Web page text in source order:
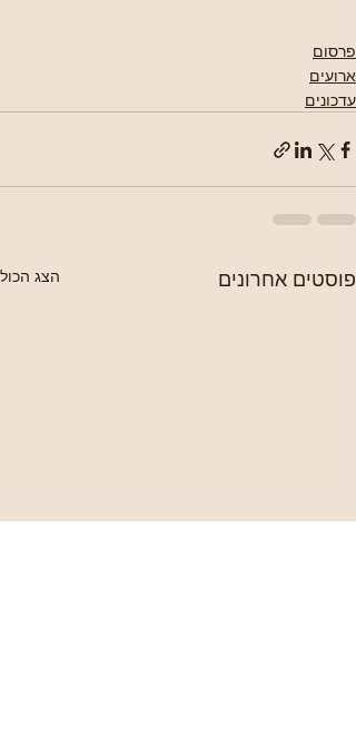
פרסום
ארועים
עדכונים
פוסטים אחרונים הצג הכול